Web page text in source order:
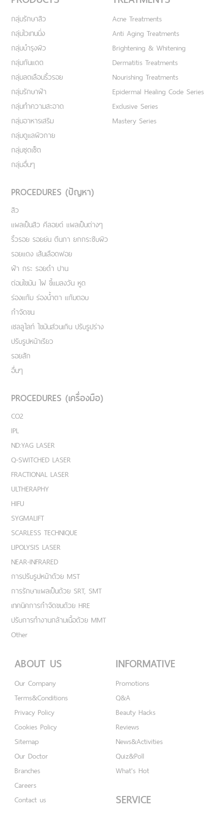
กลุ่มรักษาสิว
กลุ่มไวเทนนิ่ง
กลุ่มบำรุงผิว
กลุ่มกันแดด
กลุ่มลดเลือนริ้วรอย
กลุ่มรักษาฝ้า
กลุ่มทำความสะอาด
กลุ่มอาหารเสริม
กลุ่มดูแลผิวกาย
กลุ่มชุดเซ็ต
กลุ่มอื่นๆ
Acne Treatments
Anti Aging Treatments
Brightening & Whitening
Dermatitis Treatments
Nourishing Treatments
Epidermal Healing Code Series
Exclusive Series
Mastery Series
PROCEDURES (ปัญหา)
สิว
แผลเป็นสิว คีลอยด์ แผลเป็นต่างๆ
ริ้วรอย รอยย่น ตีนกา ยกกระชับผิว
รอยแดง เส้นเลือดฟอย
ฝ้า กระ รอยดำ ปาน
ต่อมไขมัน ไฝ ขี้แมลงวัน หูด
ร่องแก้ม ร่องน้ำตา แก้มตอบ
กำจัดขน
เชลลูไลท์ ไขมันส่วนเกิน ปรับรูปร่าง
ปรับรูปหน้าเรียว
รอยสัก
อื่นๆ
PROCEDURES (เครื่องมือ)
CO2
IPL
ND:YAG LASER
Q-SWITCHED LASER
FRACTIONAL LASER
ULTHERAPHY
HIFU
SYGMALIFT
SCARLESS TECHNIQUE
LIPOLYSIS LASER
NEAR-INFRARED
การปรับรูปหน้าด้วย MST
การรักษาแผลเป็นด้วย SRT, SMT
เทคนิคการกำจัดขนด้วย HRE
ปรับการทำงานกล้ามเนื้อด้วย MMT
Other
ABOUT US
Our Company
Terms&Conditions
Privacy Policy
Cookies Policy
Sitemap
Our Doctor
Branches
Careers
Contact us
INFORMATIVE
Promotions
Q&A
Beauty Hacks
Reviews
News&Activities
Quiz&Poll
What's Hot
SERVICE